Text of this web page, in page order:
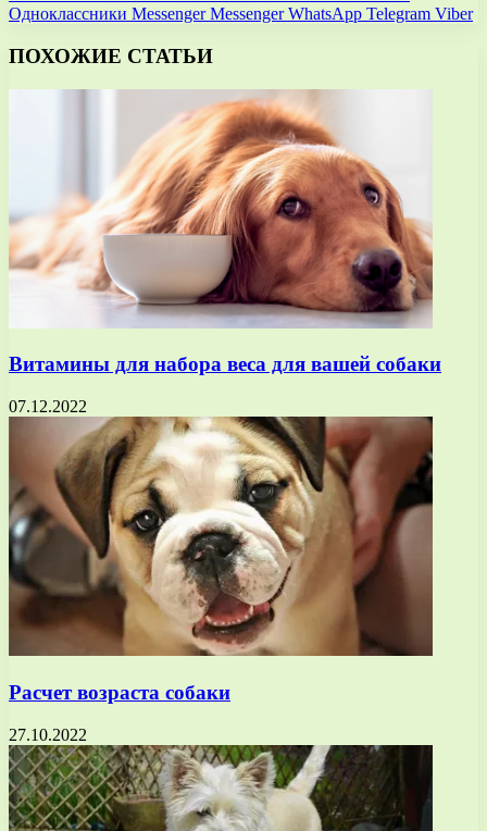
Одноклассники Messenger Messenger WhatsApp Telegram Viber
ПОХОЖИЕ СТАТЬИ
Витамины для набора веса для вашей собаки
07.12.2022
Расчет возраста собаки
27.10.2022